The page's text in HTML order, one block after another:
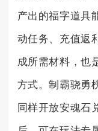
产出的福字道具
动任务、充值返
成所需材料，也
方式。制霸骁勇
同样开放安魂石